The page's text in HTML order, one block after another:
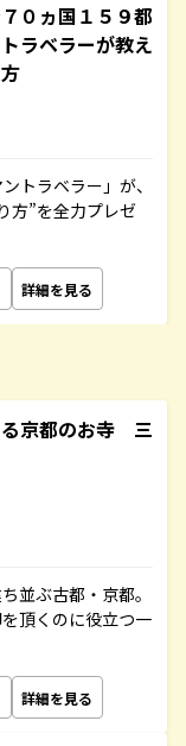
０ヵ国１５９都
ラベラーが教え
トラベラー」が、
方”を全力プレゼ
詳細を見る
京都のお寺 三
並ぶ古都・京都。
頂くのに役立つ一
詳細を見る